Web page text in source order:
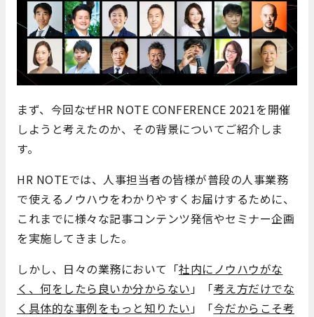
まず、今回なぜHR NOTE CONFERENCE 2021を開催
しようと考えたのか、その背景についてご紹介しま
す。
HR NOTEでは、人事担当者の皆様が普段の人事業務
で使えるノウハウをわかりやすくお届けするために、
これまでに様々な記事コンテンツ発信やセミナー企画
を実施してきました。
しかし、日々の業務において「社内にノウハウがな
く、何をしたら良いか分からない」「考え方だけでな
く具体的な事例をもっと知りたい」「今だからこそ考